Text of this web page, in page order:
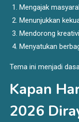
Mengajak
Menunjukkan
Mendorong
Menyatukan
Tema ini menjadi
Kapan
2026